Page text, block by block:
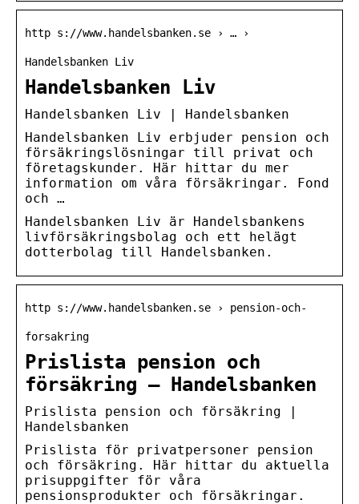
http s://www.handelsbanken.se › … ›
Handelsbanken Liv
Handelsbanken Liv
Handelsbanken Liv | Handelsbanken
Handelsbanken Liv erbjuder pension och
försäkringslösningar till privat och
företagskunder. Här hittar du mer
information om våra försäkringar. Fond
och …
Handelsbanken Liv är Handelsbankens
livförsäkringsbolag och ett helägt
dotterbolag till Handelsbanken.
http s://www.handelsbanken.se › pension-och-
forsakring
Prislista pension och
försäkring – Handelsbanken
Prislista pension och försäkring |
Handelsbanken
Prislista för privatpersoner pension
och försäkring. Här hittar du aktuella
prisuppgifter för våra
pensionsprodukter och försäkringar.